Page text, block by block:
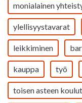
monialainen
ylellisyystavarat
leikkiminen
kauppa työ
toisen asteen